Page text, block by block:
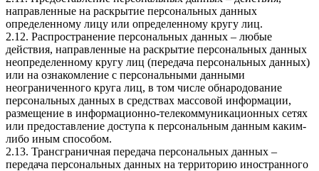
направленные на раскрытие персональных данных
определенному лицу или определенному кругу лиц.
2.12. Распространение персональных данных – любые
действия, направленные на раскрытие персональных данных
неопределенному кругу лиц (передача персональных данных)
или на ознакомление с персональными данными
неограниченного круга лиц, в том числе обнародование
персональных данных в средствах массовой информации,
размещение в информационно-телекоммуникационных сетях
или предоставление доступа к персональным данным каким-
либо иным способом.
2.13. Трансграничная передача персональных данных –
передача персональных данных на территорию иностранного